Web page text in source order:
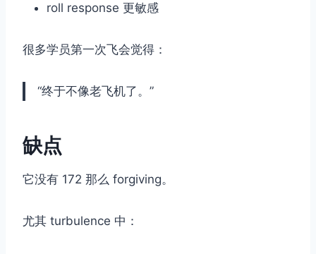
roll response 更敏感
很多学员第一次飞会觉得：
“终于不像老飞机了。”
缺点
它没有 172 那么 forgiving。
尤其 turbulence 中：